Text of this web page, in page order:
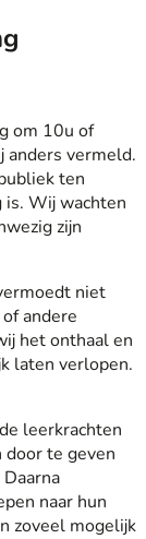
om 10u of
anders vermeld.
ten
is. Wij wachten
zijn
niet
andere
het onthaal en
laten verlopen.
leerkrachten
te geven
naar hun
zoveel mogelijk